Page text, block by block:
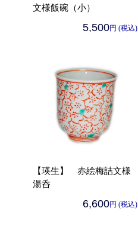
文様飯碗（小）
5,500円 (税込)
【瑛生】 赤絵梅詰文様
湯呑
6,600円 (税込)